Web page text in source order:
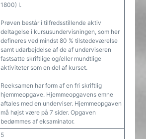
1800) I.
Prøven består i tilfredsstillende aktiv
deltagelse i kursusundervisningen, som her
defineres ved mindst 80 % tilstedeværelse
samt udarbejdelse af de af underviseren
fastsatte skriftlige og/eller mundtlige
aktiviteter som en del af kurset.
Reeksamen har form af en fri skriftlig
hjemmeopgave. Hjemmeopgavens emne
aftales med en underviser. Hjemmeopgaven
må højst være på 7 sider. Opgaven
bedømmes af eksaminator.
5